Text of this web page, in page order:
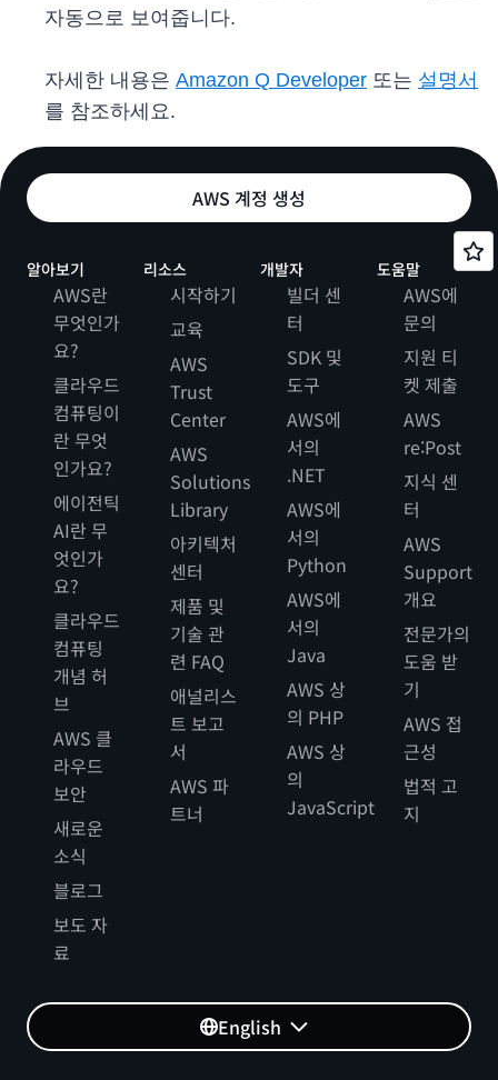
자동으로 보여줍니다.
자세한 내용은 Amazon Q Developer 또는 설명서
를 참조하세요.
AWS 계정 생성
알아보기
AWS란
무엇인가
요?
클라우드
컴퓨팅이
란 무엇
인가요?
에이전틱
AI란 무
엇인가
요?
클라우드
컴퓨팅
개념 허
브
AWS 클
라우드
보안
새로운
소식
블로그
보도 자
료
리소스
시작하기
교육
AWS
Trust
Center
AWS
Solutions
Library
아키텍처
센터
제품 및
기술 관
련 FAQ
애널리스
트 보고
서
AWS 파
트너
개발자
빌더 센
터
SDK 및
도구
AWS에
서의
.NET
AWS에
서의
Python
AWS에
서의
Java
AWS 상
의 PHP
AWS 상
의
JavaScript
도움말
AWS에
문의
지원 티
켓 제출
AWS
re:Post
지식 센
터
AWS
Support
개요
전문가의
도움 받
기
AWS 접
근성
법적 고
지
English